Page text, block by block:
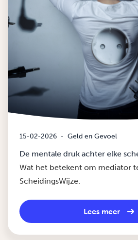
15-02-2026 - Geld en Gevoel
De mentale druk achter elke
Wat het betekent om mediator
ScheidingsWijze.
Lees meer